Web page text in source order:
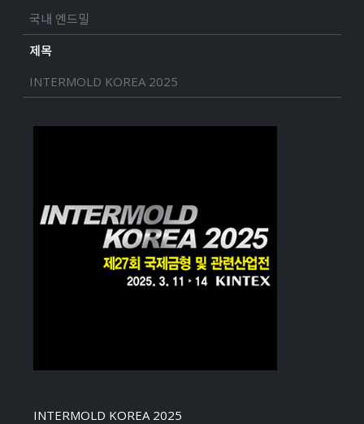
국내 엔드밀
제목
INTERMOLD KOREA 2025
INTERMOLD KOREA 2025